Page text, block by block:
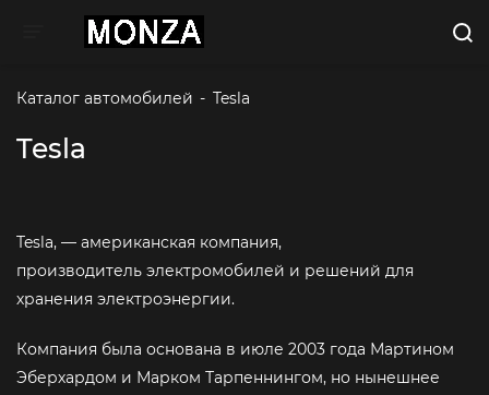
Toggle navigation
Каталог автомобилей - Tesla
Tesla
Tesla, — американская компания,
производитель электромобилей и решений для
хранения электроэнергии.
Компания была основана в июле 2003 года Мартином
Эберхардом и Марком Тарпеннингом, но нынешнее